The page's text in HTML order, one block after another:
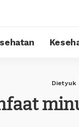
Dietyuk